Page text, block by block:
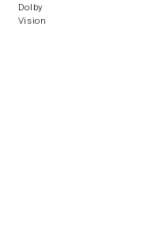
Dolby
Vision